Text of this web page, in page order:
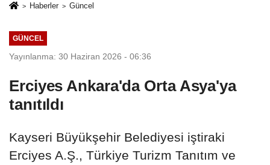
Haberler Güncel
GÜNCEL
Yayınlanma: 30 Haziran 2026 - 06:36
Erciyes Ankara'da Orta Asya'ya
tanıtıldı
Kayseri Büyükşehir Belediyesi iştiraki
Erciyes A.Ş., Türkiye Turizm Tanıtım ve